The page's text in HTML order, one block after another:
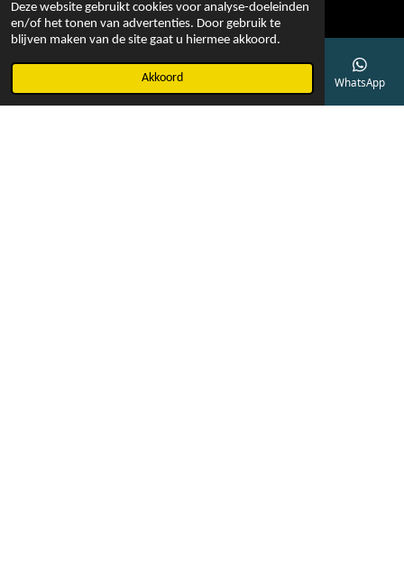
Deze website gebruikt cookies voor analyse-doeleinden
en/of het tonen van advertenties. Door gebruik te
blijven maken van de site gaat u hiermee akkoord.
Akkoord
Telefoonnummer WhatsApp